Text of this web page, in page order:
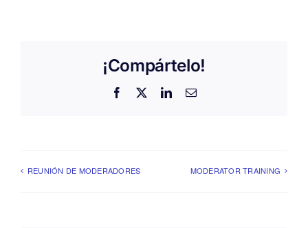
¡Compártelo!
Facebook LinkedInCorreo
REUNIÓN DE MODERADORES MODERATOR TRAINING